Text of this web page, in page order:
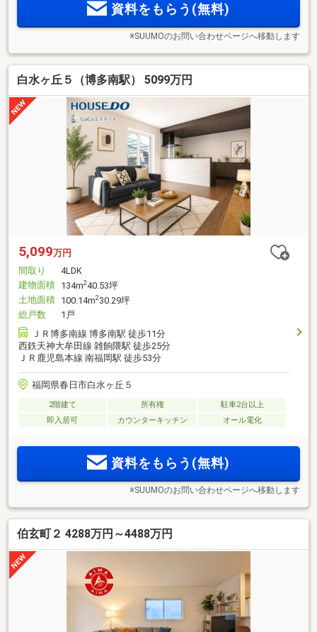
資料をもらう(無料)
※SUUMOのお問い合わせページへ移動します
白水ヶ丘５（博多南駅） 5099万円
5,099万円
間取り
4LDK
建物面積 134m240.53坪
土地面積 100.14m2 30.29坪
総戸数
1戸
ＪＲ博多南線 博多南駅 徒歩11分
西鉄天神大牟田線 雑餉隈駅 徒歩25分
ＪＲ鹿児島本線 南福岡駅 徒歩53分
福岡県春日市白水ヶ丘５
2階建て 所有権
駐車2台以上
即入居可
カウンターキッチン オール電化
資料をもらう(無料)
※SUUMOのお問い合わせページへ移動します
伯玄町２ 4288万円～4488万円